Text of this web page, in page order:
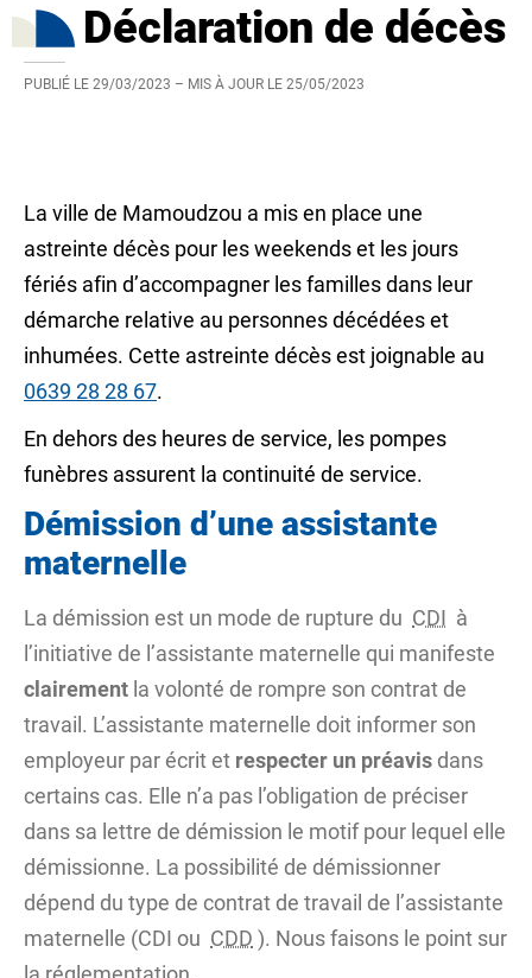
Déclaration de décès
PUBLIÉ LE 29/03/2023 – MIS À JOUR LE 25/05/2023
La ville de Mamoudzou a mis en place une
astreinte décès pour les weekends et les jours
fériés afin d’accompagner les familles dans leur
démarche relative au personnes décédées et
inhumées. Cette astreinte décès est joignable au
0639 28 28 67.
En dehors des heures de service, les pompes
funèbres assurent la continuité de service.
Démission d’une assistante
maternelle
La démission est un mode de rupture du CDI à
l’initiative de l’assistante maternelle qui manifeste
clairement la volonté de rompre son contrat de
travail. L’assistante maternelle doit informer son
employeur par écrit et respecter un préavis dans
certains cas. Elle n’a pas l’obligation de préciser
dans sa lettre de démission le motif pour lequel elle
démissionne. La possibilité de démissionner
dépend du type de contrat de travail de l’assistante
maternelle (CDI ou CDD ). Nous faisons le point sur